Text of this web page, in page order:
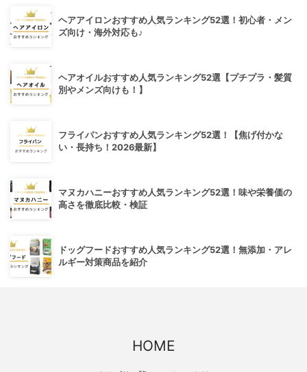
ヘアアイロンおすすめ人気ランキング52選！初心者・メン
ズ向け・海外対応も♪
ヘアオイルおすすめ人気ランキング52選【プチプラ・髪質
別やメンズ向けも！】
フライパンおすすめ人気ランキング52選！【焦げ付かな
い・長持ち！2026最新】
マヌカハニーおすすめ人気ランキング52選！味や栄養価の
高さを徹底比較・検証
ドッグフードおすすめ人気ランキング52選！無添加・アレ
ルギー対策商品を紹介
HOME